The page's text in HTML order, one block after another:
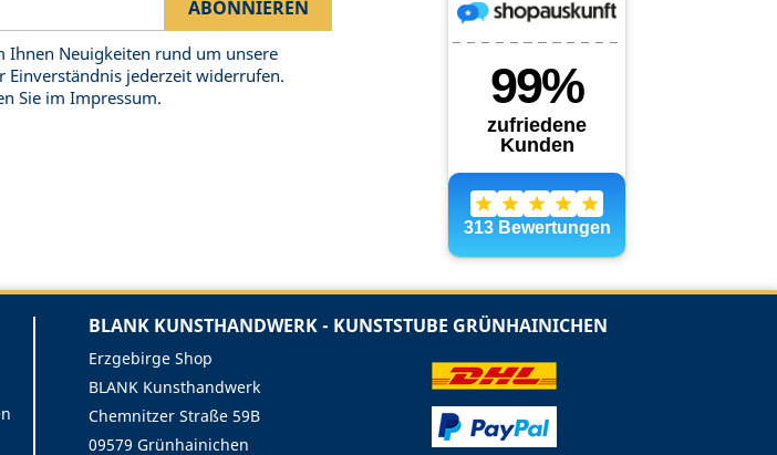
Ihnen Neuigkeiten rund um unsere
Einverständnis jederzeit widerrufen.
Sie im Impressum.
BLANK KUNSTHANDWERK - KUNSTSTUBE GRÜNHAINICHEN
Erzgebirge Shop
BLANK Kunsthandwerk
Chemnitzer Straße 59B
09579 Grünhainichen